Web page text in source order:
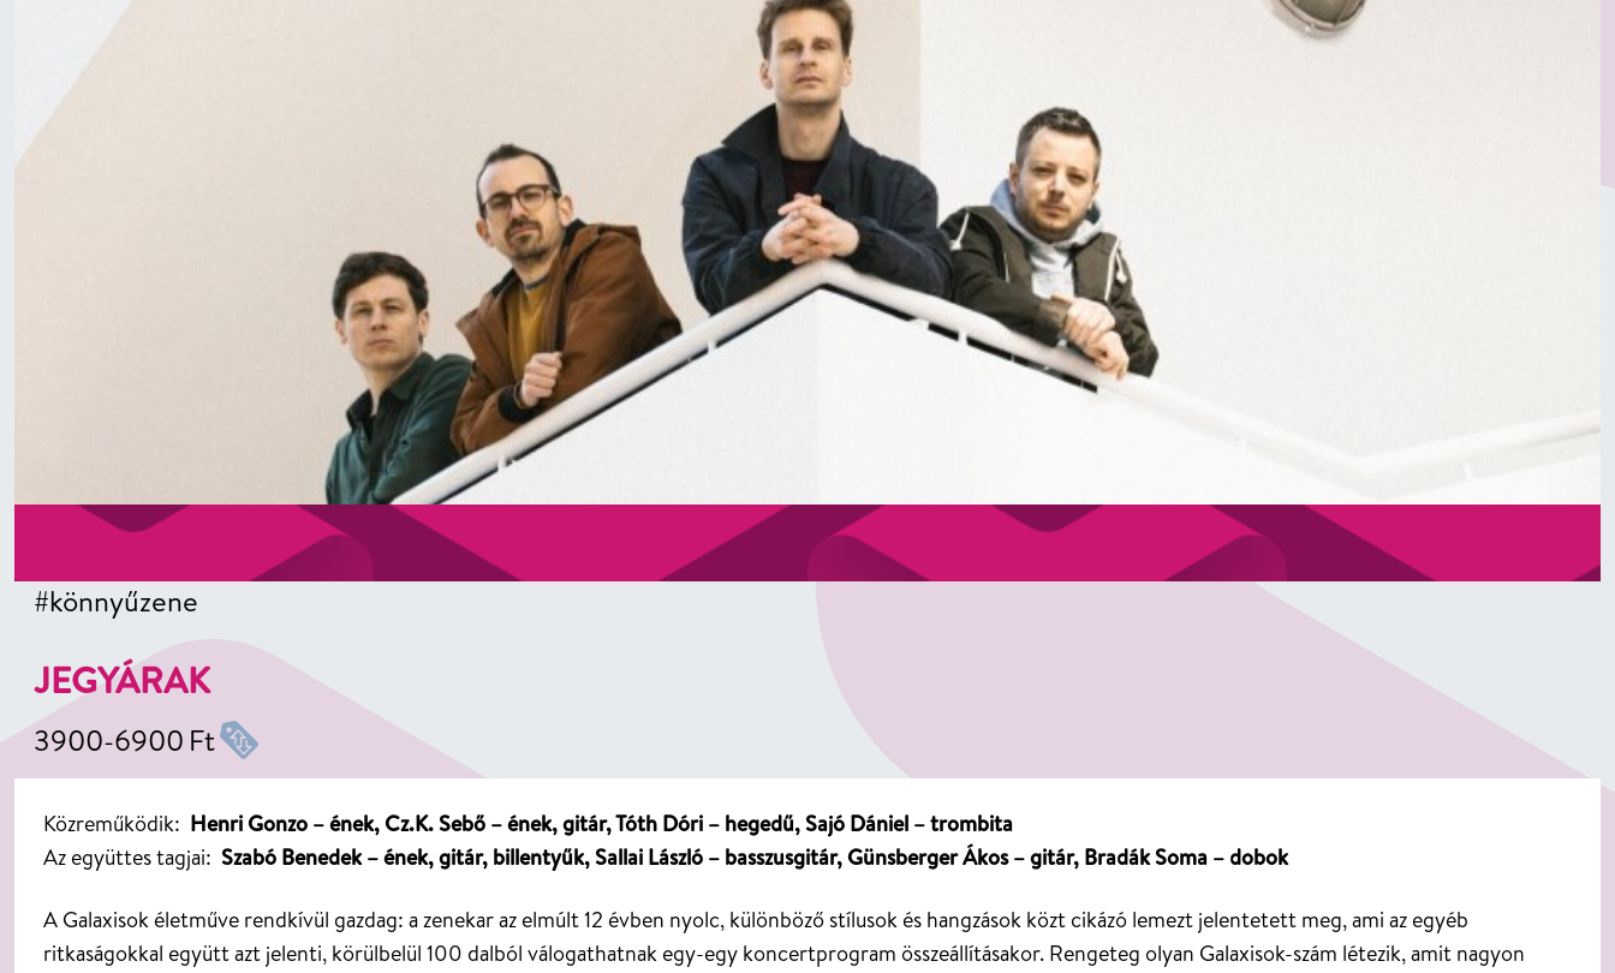
#könnyűzene
JEGYÁRAK
3900-6900 Ft
Közreműködik: Henri Gonzo – ének, Cz.K. Sebő – ének, gitár, Tóth Dóri – hegedű, Sajó Dániel – trombita
Az együttes tagjai: Szabó Benedek – ének, gitár, billentyűk, Sallai László – basszusgitár, Günsberger Ákos – gitár, Bradák Soma – dobok
A Galaxisok életműve rendkívül gazdag: a zenekar az elmúlt 12 évben nyolc, különböző stílusok és hangzások közt cikázó lemezt jelentetett meg, ami az egyéb
ritkaságokkal együtt azt jelenti, körülbelül 100 dalból válogathatnak egy-egy koncertprogram összeállításakor. Rengeteg olyan Galaxisok-szám létezik, amit nagyon